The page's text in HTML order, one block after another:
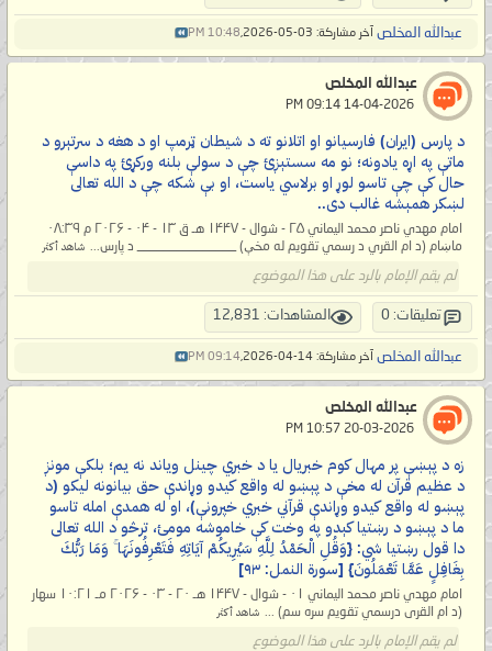
عبدالله المخلص آخر مشاركة: 03-05-2026, 10:48 PM
عبدالله المخلص
د پارس (ایران) فارسیانو او اتلانو ته د شیطان ټرمپ او د هغه د سرتېرو د
ماتې په اړه یادونه؛ نو مه سستېږئ چې د سولې بلنه ورکړئ په داسې
حال کې چې تاسو لوړ او برلاسي یاست، او بې شکه چې د الله تعالی
لښکر همېشه غالب دی..
امام مهدي ناصر محمد اليماني ۲۵ - شوال - ۱۴۴۷ هـ ق ۱۳ - ۰۴ - ۲۰۲۶ م ۰۸:۳۹
ماښام (د ام القري د رسمي تقویم له مخې) _______________ د پارس... شاهد أكثر
لم يقم الإمام بالرد على هذا الموضوع
تعليقات: 0 المشاهدات: 12,831
عبدالله المخلص آخر مشاركة: 14-04-2026, 09:14 PM
عبدالله المخلص
زه د پېښې پر مهال کوم خبریال یا د خبري چینل ویاند نه یم؛ بلکې مونږ
د عظیم قرآن له مخې د پېښو له واقع کیدو وړاندې حق بیانونه لیکو (د
پېښو له واقع کیدو وړاندې قرآني خبري خپرونې)، او له همدې امله تاسو
ما د پېښو د رښتیا کېدو په وخت کې خاموشه مومئ، ترڅو د الله تعالی
دا قول رښتیا شي: {وَقُلِ الْحَمْدُ لِلَّهِ سَيُرِيكُمْ آيَاتِهِ فَتَعْرِفُونَهَا ۚ وَمَا رَبُّكَ
بِغَافِلٍ عَمَّا تَعْمَلُونَ} [سورة النمل: ۹۳]
امام مهدي ناصر محمد اليماني ۰۱ - شوال - ۱۴۴۷ هـ ۲۰ - ۰۳ - ۲۰۲۶ مـ ۱۰:۲۱ سهار
(د ام القرى درسمي تقويم سره سم) ... شاهد أكثر
لم يقم الإمام بالرد على هذا الموضوع